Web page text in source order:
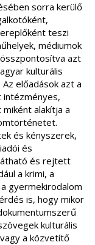
sorra kerülő
teszi
médiumok
azt
kulturális
előadások azt a
intézményes,
alakítja a
és kényszerek,
és
és rejtett
a krimi, a
gyermekirodalom
is, hogy mikor
kulturális
a közvetítő